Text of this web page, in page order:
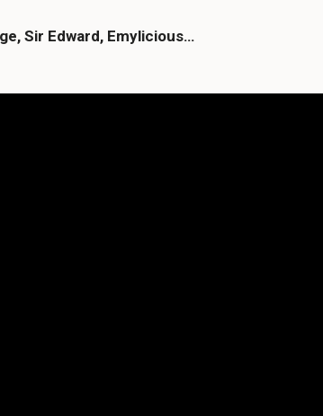
Sir Edward, Emylicious…